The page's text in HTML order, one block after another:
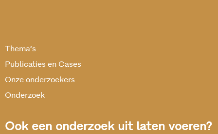
Thema’s
Publicaties en Cases
Onze onderzoekers
Onderzoek
Ook een onderzoek uit laten voeren?